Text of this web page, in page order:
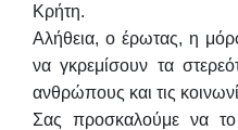
Κρήτη.
Αλήθεια, ο έρωτας, η
να γκρεμίσουν τα
ανθρώπους και τις
Σας προσκαλούμε να